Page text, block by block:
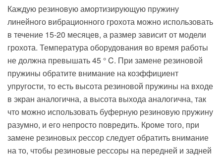
Каждую резиновую амортизирующую пружину
линейного вибрационного грохота можно использовать
в течение 15-20 месяцев, а размер зависит от модели
грохота. Температура оборудования во время работы
не должна превышать 45 ° C. При замене резиновой
пружины обратите внимание на коэффициент
упругости, то есть высота резиновой пружины на входе
в экран аналогична, а высота выхода аналогична, так
что можно использовать буферную резиновую пружину
разумно, и его непросто повредить. Кроме того, при
замене резиновых рессор следует обратить внимание
на то, чтобы резиновые рессоры на передней и задней